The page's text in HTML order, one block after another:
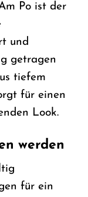
Po ist der
und
getragen
tiefem
für einen
Look.
werden
für ein